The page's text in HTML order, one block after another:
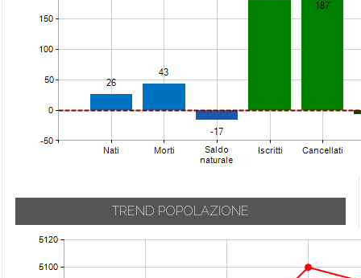
Casirate d'Adda
Casnigo
Cassiglio
Presolana
Cavernago
Cazzano
Olmo al Brembo
Oltre il Colle
Oneta
Orio al Serio
Ornica
Valbondione
Valbrembo
Valleve
Valnegra
Vedeseta
Verdellino
Vertova
TREND POPOLAZIONE